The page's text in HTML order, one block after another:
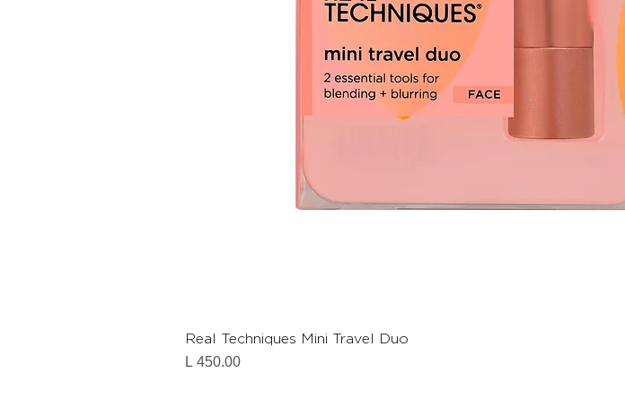
Real Techniques Mini Travel Duo
Precio
L 450.00